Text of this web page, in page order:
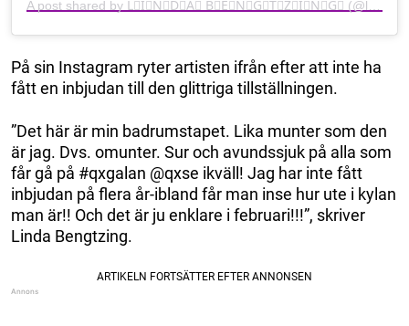
På sin Instagram ryter artisten ifrån efter att inte ha
fått en inbjudan till den glittriga tillställningen.
”Det här är min badrumstapet. Lika munter som den
är jag. Dvs. omunter. Sur och avundssjuk på alla som
får gå på #qxgalan @qxse ikväll! Jag har inte fått
inbjudan på flera år-ibland får man inse hur ute i kylan
man är!! Och det är ju enklare i februari!!!”, skriver
Linda Bengtzing.